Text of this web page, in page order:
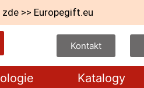
>> Europegift.eu
Kontakt
Katalogy